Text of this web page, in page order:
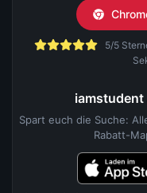
5/5
iamstudent
Spart euch die Suche:
Rabatt-